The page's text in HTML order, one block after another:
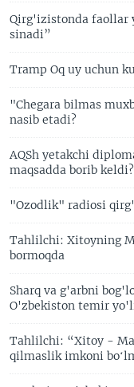
Qirg'izistonda faollar
sinadi”
Tramp Oq uy uchun
"Chegara bilmas
nasib etadi?
AQSh yetakchi
maqsadda borib keldi?
"Ozodlik" radiosi
Tahlilchi: Xitoyning
bormoqda
Sharq va g'arbni
O'zbekiston temir
Tahlilchi: “Xitoy -
qilmaslik imkoni